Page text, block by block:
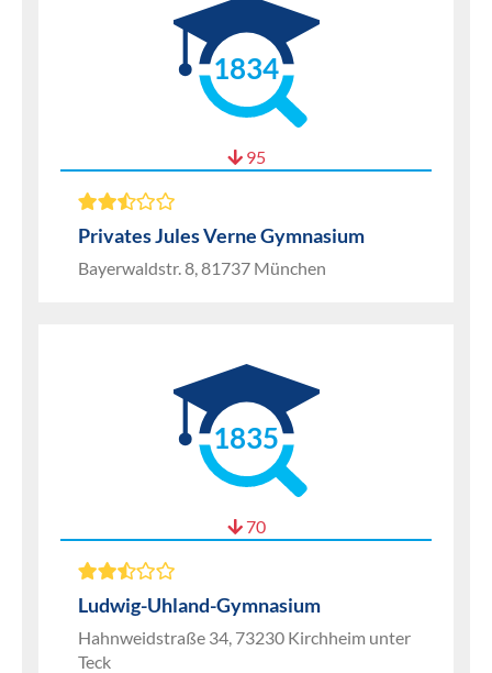
1834
95
Privates Jules Verne Gymnasium
Bayerwaldstr. 8, 81737 München
1835
70
Ludwig-Uhland-Gymnasium
Hahnweidstraße 34, 73230 Kirchheim unter
Teck